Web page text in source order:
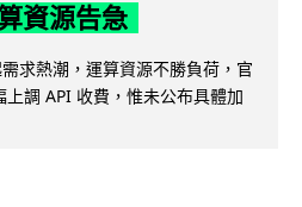
資源告急
求熱潮，運算資源不勝負荷，官
調 API 收費，惟未公布具體加